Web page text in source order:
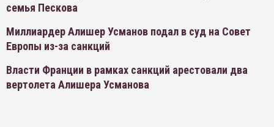
семья Пескова
Миллиардер Алишер Усманов подал в суд на Совет
Европы из-за санкций
Власти Франции в рамках санкций арестовали два
вертолета Алишера Усманова